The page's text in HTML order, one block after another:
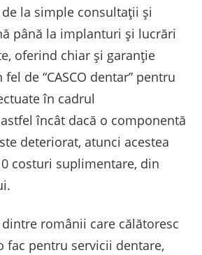
la simple consultații și
până la implanturi și lucrări
oferind chiar și garanție
de “CASCO dentar” pentru
în cadrul
încât dacă o componentă
deteriorat, atunci acestea
costuri suplimentare, din
românii care călătoresc
fac pentru servicii dentare,